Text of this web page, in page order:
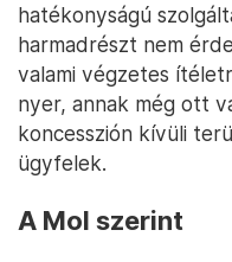
hatékonyságú
harmadrészt nem
valami végzetes
nyer, annak még ott
koncesszión kívüli
ügyfelek.
A Mol szerint